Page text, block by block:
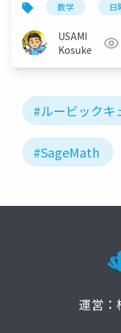
数学 日
USAMI
Kosuke
#ルービックキ
#SageMath
運営：